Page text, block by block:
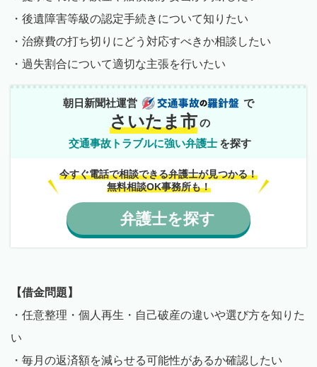
・後遺障害等級の認定手続きについて知りたい
・治療費の打ち切りにどう対応すべきか相談したい
・過失割合について適切な主張を行いたい
朝日新聞社運営 で
さいたま市 の
交通事故トラブルに強い弁護士 を探す
今すぐ電話で相談できる弁護士が見つかる！
無料相談OK事務所も！
弁護士を探す
【借金問題】
・任意整理・個人再生・自己破産の違いや選び方を知りた
い
・毎月の返済額を減らせる可能性があるか確認したい